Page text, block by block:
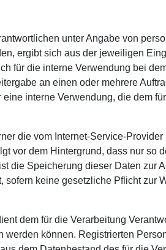
unter Angabe von
ergibt sich aus der jeweiligen
für die interne Verwendung bei
an einen oder mehrere
interne Verwendung, die dem
die vom Internet-Service-
vor dem Hintergrund, dass nur so
die Speicherung dieser Daten zur
keine gesetzliche Pflicht zur
dem für die Verarbeitung
können. Registrierten